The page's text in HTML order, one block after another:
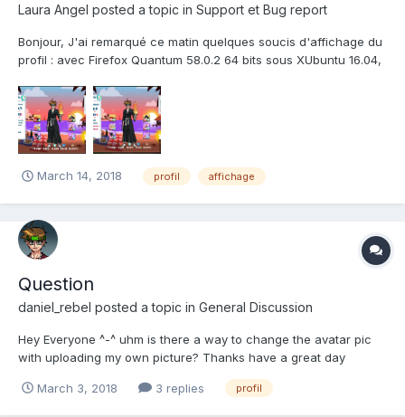
Laura Angel posted a topic in Support et Bug report
Bonjour, J'ai remarqué ce matin quelques soucis d'affichage du
profil : avec Firefox Quantum 58.0.2 64 bits sous XUbuntu 16.04,
réduite lorsqu'on réduit la fenêtre) ; avec Firefox et Chromium
64.0.3282.167 (64 bits sous XUbuntu 16....
March 14, 2018 profil affichage
Question
daniel_rebel posted a topic in General Discussion
Hey Everyone ^-^ uhm is there a way to change the avatar pic
with uploading my own picture? Thanks have a great day
March 3, 2018
3 replies profil